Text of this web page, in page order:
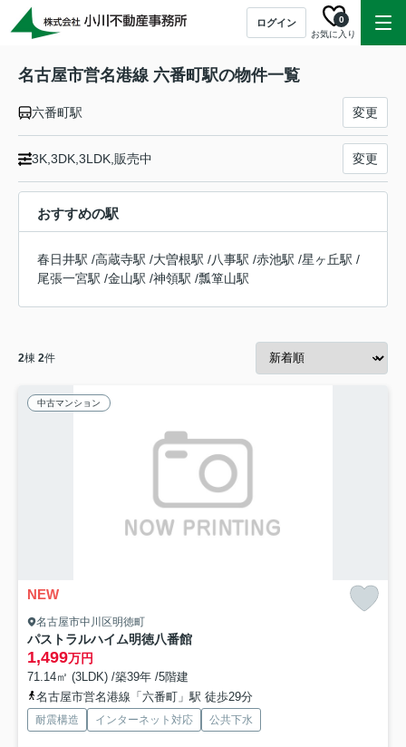
ログイン
お気に入り
0
名古屋市営名港線 六番町駅の物件一覧
六番町駅 変更
3K,3DK,3LDK,販売中 変更
おすすめの駅
春日井駅 /高蔵寺駅 /大曽根駅 /八事駅 /赤池駅 /星ヶ丘駅 /
尾張一宮駅 /金山駅 /神領駅 /瓢箪山駅
2棟 2件
中古マンション
NEW
名古屋市中川区明徳町
パストラルハイム明徳八番館
1,499万円
71.14㎡ (3LDK) /築39年 /5階建
名古屋市営名港線「六番町」駅 徒歩29分
耐震構造 インターネット対応 公共下水